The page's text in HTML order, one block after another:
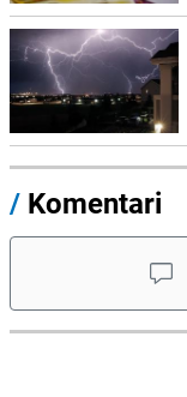
/ Komentari